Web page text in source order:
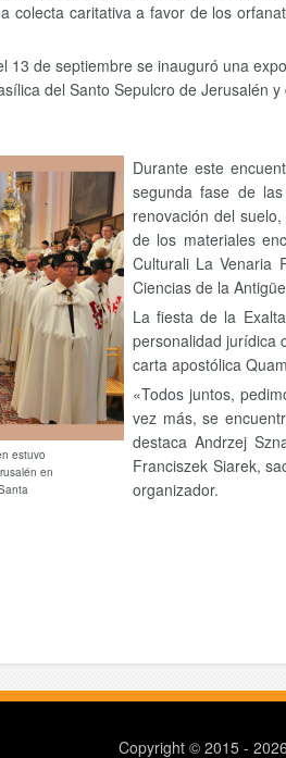
colecta caritativa a favor de los
13 de septiembre se inauguró una
del Santo Sepulcro de Jerusalén
estuvo
en
Durante este
segunda fase de
renovación del
de los materiales
Culturali La Venaria
Ciencias de la
La fiesta de la
personalidad jurídica
carta apostólica
«Todos juntos,
vez más, se
destaca Andrzej
Franciszek Siarek,
organizador.
Copyright © 2015 -